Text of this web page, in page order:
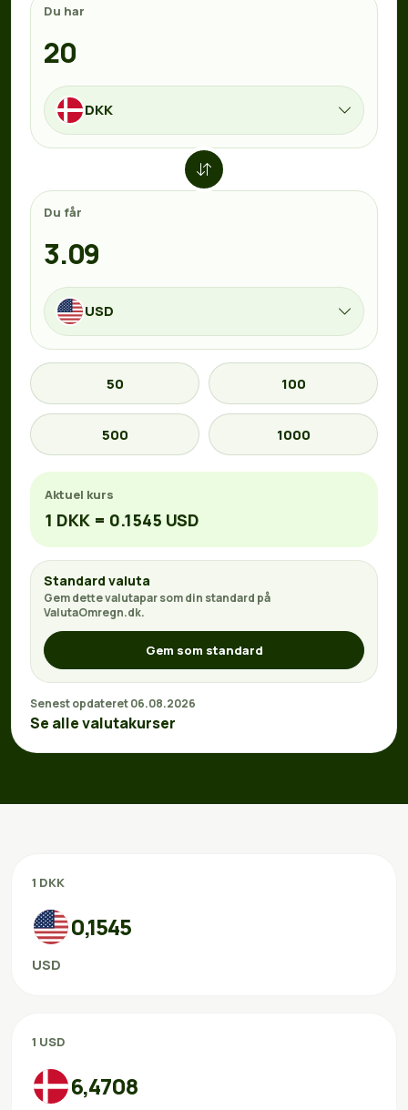
Du har
DKK
Du får
USD
50 100
500 1000
Aktuel kurs
1 DKK = 0.1545 USD
Standard valuta
Gem dette valutapar som din standard på
ValutaOmregn.dk.
Gem som standard
Senest opdateret 06.08.2026
Se alle valutakurser
1 DKK
0,1545
USD
1 USD
6,4708